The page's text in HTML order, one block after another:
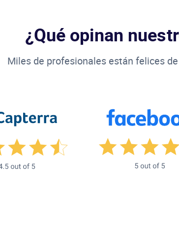
¿Qué opinan
Miles de profesionales están felices